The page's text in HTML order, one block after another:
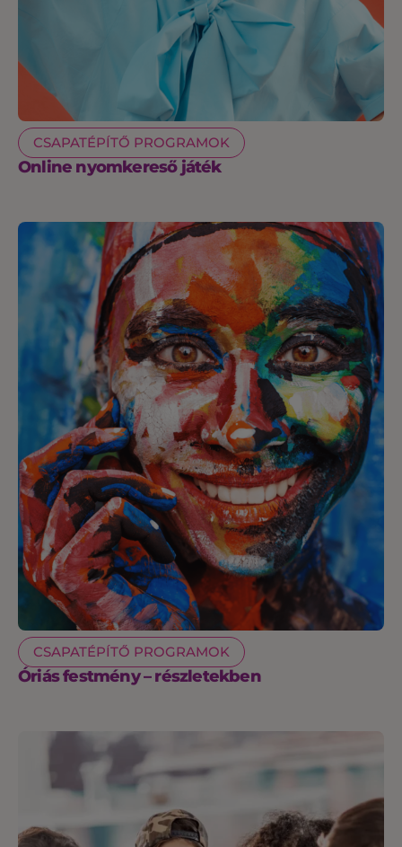
CSAPATÉPÍTŐ PROGRAMOK
Online nyomkereső játék
CSAPATÉPÍTŐ PROGRAMOK
Óriás festmény – részletekben